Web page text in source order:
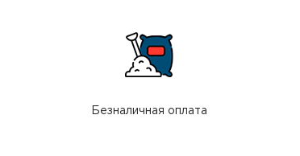
Безналичная оплата